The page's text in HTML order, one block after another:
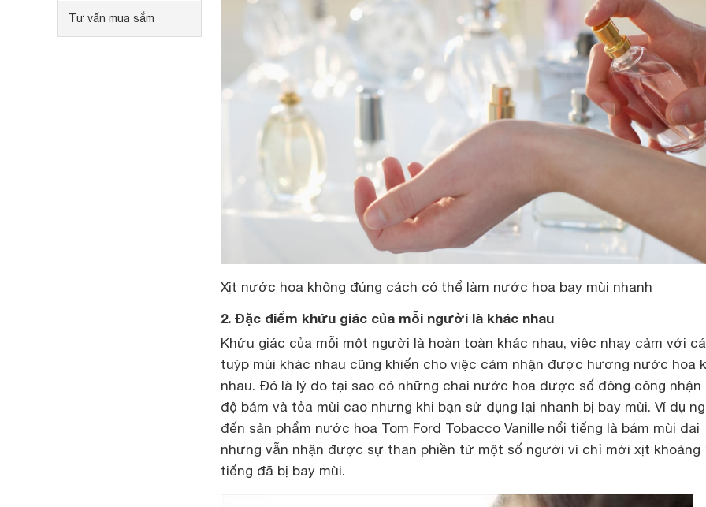
Tư vấn mua sắm
Xịt nước hoa không đúng cách có thể làm nước hoa bay mùi nhanh
2. Đặc điểm khứu giác của mỗi người là khác nhau
Khứu giác của mỗi một người là hoàn toàn khác nhau, việc nhạy cảm với
tuýp mùi khác nhau cũng khiến cho việc cảm nhận được hương nước hoa
nhau. Đó là lý do tại sao có những chai nước hoa được số đông công nhận
độ bám và tỏa mùi cao nhưng khi bạn sử dụng lại nhanh bị bay mùi. Ví dụ
đến sản phẩm nước hoa Tom Ford Tobacco Vanille nổi tiếng là bám mùi dai
nhưng vẫn nhận được sự than phiền từ một số người vì chỉ mới xịt khoảng
tiếng đã bị bay mùi.